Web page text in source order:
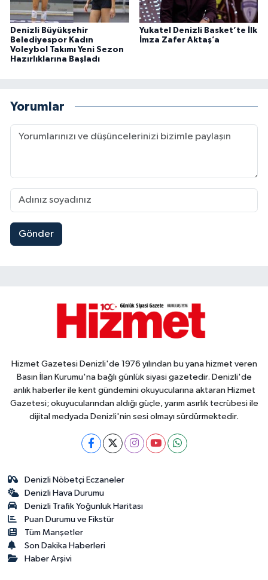
Denizli Büyükşehir
Belediyespor Kadın
Voleybol Takımı Yeni Sezon
Hazırlıklarına Başladı
Yukatel Denizli Basket’te İlk
İmza Zafer Aktaş’a
Yorumlar
Gönder
Hizmet Gazetesi Denizli'de 1976 yılından bu yana hizmet veren
Basın İlan Kurumu'na bağlı günlük siyasi gazetedir. Denizli'de
anlık haberler ile kent gündemini okuyucularına aktaran Hizmet
Gazetesi; okuyucularından aldığı güçle, yarım asırlık tecrübesi ile
dijital medyada Denizli'nin sesi olmayı sürdürmektedir.
Denizli Nöbetçi Eczaneler
Denizli Hava Durumu
Denizli Trafik Yoğunluk Haritası
Puan Durumu ve Fikstür
Tüm Manşetler
Son Dakika Haberleri
Haber Arşivi